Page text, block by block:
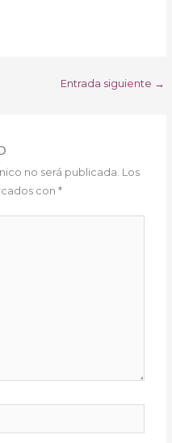
Entrada siguiente →
no será publicada. Los
con*